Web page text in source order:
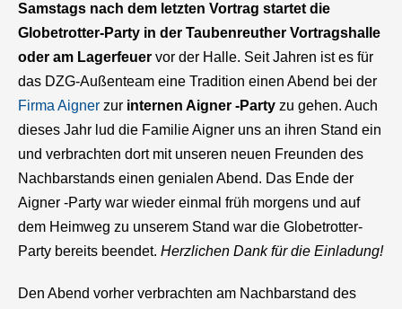
Samstags nach dem letzten Vortrag startet die
Globetrotter-Party in der Taubenreuther Vortragshalle
oder am Lagerfeuer vor der Halle. Seit Jahren ist es für
das DZG-Außenteam eine Tradition einen Abend bei der
Firma Aigner zur internen Aigner -Party zu gehen. Auch
dieses Jahr lud die Familie Aigner uns an ihren Stand ein
und verbrachten dort mit unseren neuen Freunden des
Nachbarstands einen genialen Abend. Das Ende der
Aigner -Party war wieder einmal früh morgens und auf
dem Heimweg zu unserem Stand war die Globetrotter-
Party bereits beendet. Herzlichen Dank für die Einladung!
Den Abend vorher verbrachten am Nachbarstand des